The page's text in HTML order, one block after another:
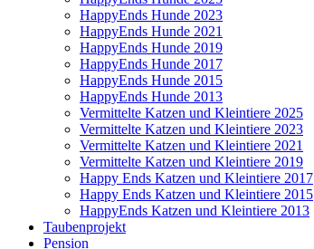
HappyEnds Hunde 2023
HappyEnds Hunde 2021
HappyEnds Hunde 2019
HappyEnds Hunde 2017
HappyEnds Hunde 2015
HappyEnds Hunde 2013
Vermittelte Katzen und Kleintiere 2025
Vermittelte Katzen und Kleintiere 2023
Vermittelte Katzen und Kleintiere 2021
Vermittelte Katzen und Kleintiere 2019
Happy Ends Katzen und Kleintiere 2017
Happy Ends Katzen und Kleintiere 2015
HappyEnds Katzen und Kleintiere 2013
Taubenprojekt
Pension